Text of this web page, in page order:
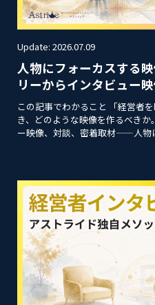
Update: 2026.07.09
人物にフォーカスする
リーからインタビュー
この記事でわかること 「経営者
き、どのような映像を作るべき
ー映像、対談、密着取材——人物